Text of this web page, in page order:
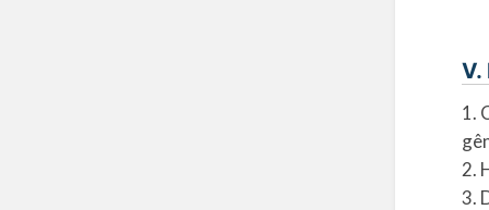
V.
1.
2.
3.